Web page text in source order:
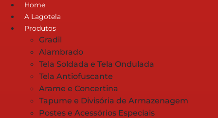
Home
A Lagotela
Produtos
Gradil
Alambrado
Tela Soldada e Tela Ondulada
Tela Antiofuscante
Arame e Concertina
Tapume e Divisória de Armazenagem
Postes e Acessórios Especiais